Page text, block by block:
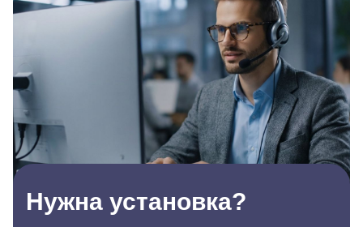
Нужна установка?